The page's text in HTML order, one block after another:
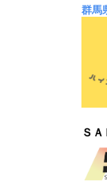
群馬
Ｓ